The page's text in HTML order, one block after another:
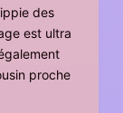
des
est ultra
proche